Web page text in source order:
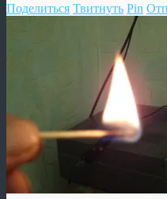
Поделиться Твитнуть Pin